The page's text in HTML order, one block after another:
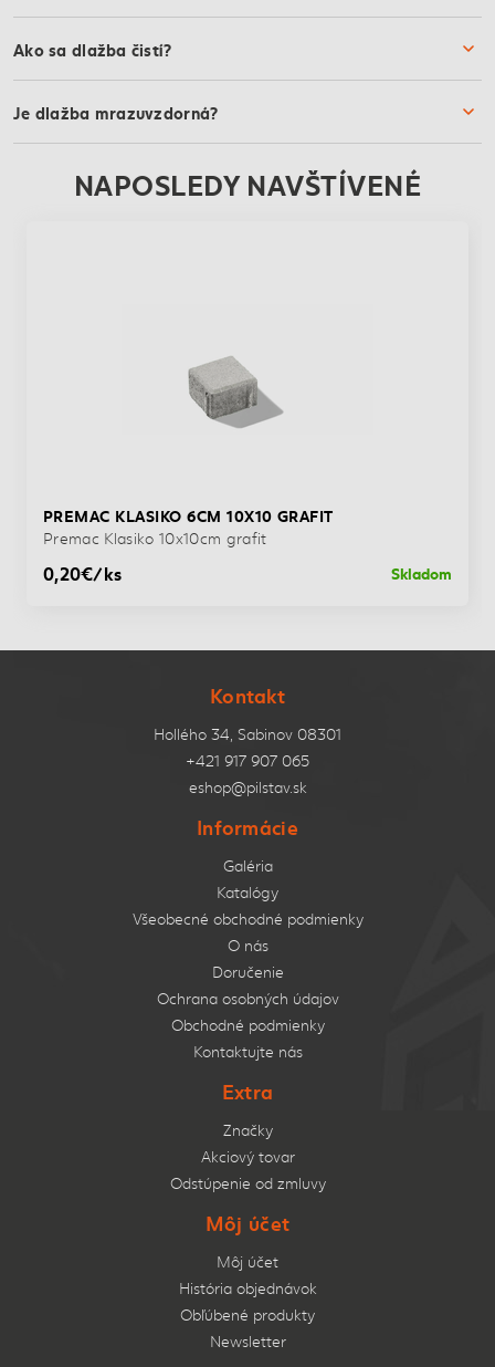
Ako sa dlažba čistí?
Je dlažba mrazuvzdorná?
NAPOSLEDY NAVŠTÍVENÉ
PREMAC KLASIKO 6CM 10X10 GRAFIT
Premac Klasiko 10x10cm grafit
0,20€/ks Skladom
Kontakt
Hollého 34, Sabinov 08301
+421 917 907 065
eshop@pilstav.sk
Informácie
Galéria
Katalógy
Všeobecné obchodné podmienky
O nás
Doručenie
Ochrana osobných údajov
Obchodné podmienky
Kontaktujte nás
Extra
Značky
Akciový tovar
Odstúpenie od zmluvy
Môj účet
Môj účet
História objednávok
Obľúbené produkty
Newsletter